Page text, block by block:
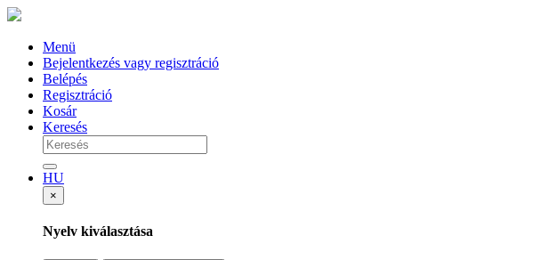
Menü
Bejelentkezés vagy regisztráció
Belépés
Regisztráció
Kosár
Keresés
HU
×
Nyelv kiválasztása